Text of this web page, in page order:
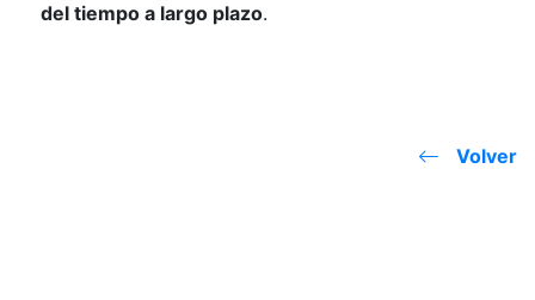
del tiempo a largo plazo.
Volver